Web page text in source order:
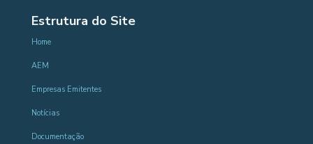
Estrutura do Site
Home
AEM
Empresas Emitentes
Notícias
Documentação